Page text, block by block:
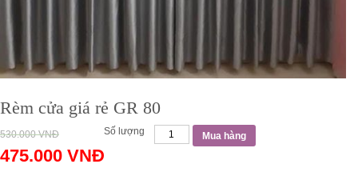
Rèm cửa giá rẻ GR 80
530.000VNĐ
475.000 VNĐ
Số lượng Mua hàng